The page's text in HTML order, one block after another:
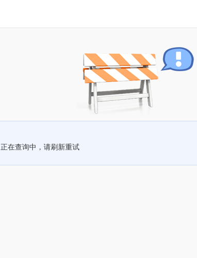
正在查询中，请刷新重试